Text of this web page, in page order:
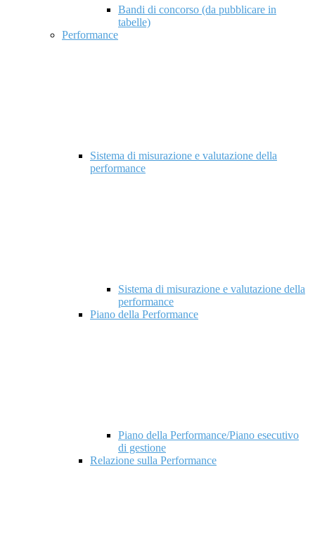
Bandi di concorso (da pubblicare in
tabelle)
Performance
Sistema di misurazione e valutazione della
performance
Sistema di misurazione e valutazione della
performance
Piano della Performance
Piano della Performance/Piano esecutivo
di gestione
Relazione sulla Performance